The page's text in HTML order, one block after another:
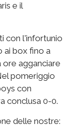
e il
con l'infortunio
ai box fino a
agganciare
pomeriggio
con
conclusa 0-0.
delle nostre: